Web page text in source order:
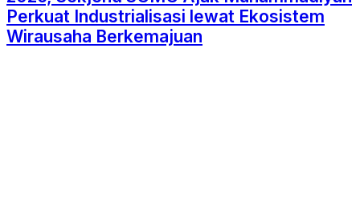
Perkuat Industrialisasi lewat Ekosistem
Wirausaha Berkemajuan